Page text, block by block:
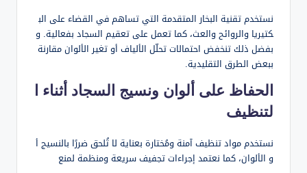
نستخدم تقنية البخار المتقدمة التي تساهم في القضاء على الب
كتيريا والروائح والعث، كما تعمل على تعقيم السجاد بفعالية. و
بفضل ذلك تنخفض احتمالات تحلّل الألياف أو تغير الألوان مقارنة
ببعض الطرق التقليدية.
الحفاظ على ألوان ونسيج السجاد أثناء ا
لتنظيف
نستخدم مواد تنظيف آمنة ومُختارة بعناية لا تُلحق ضررًا بالنسيج أ
و الألوان، كما نعتمد إجراءات تجفيف سريعة ومنظمة لمنع